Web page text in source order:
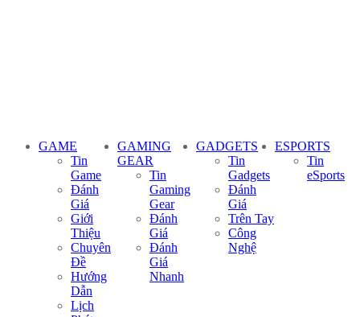
GAME
Tin
Game
Đánh
Giá
Giới
Thiệu
Chuyên
Đề
Hướng
Dẫn
Lịch
GAMING
GEAR
Tin
Gaming
Gear
Đánh
Giá
Đánh
Giá
Nhanh
GADGETS
Tin
Gadgets
Đánh
Giá
Trên Tay
Công
Nghệ
ESPORTS
Tin
eSports